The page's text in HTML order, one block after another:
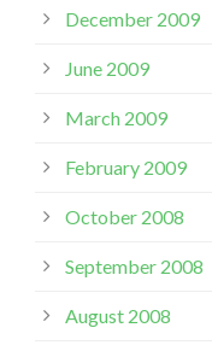
December 2009
June 2009
March 2009
February 2009
October 2008
September 2008
August 2008